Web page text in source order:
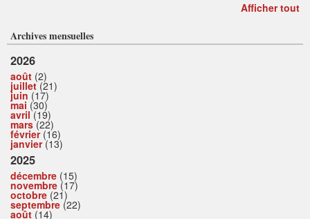
Afficher tout
Archives mensuelles
2026
août (2)
juillet(21)
juin (17)
mai (30)
avril(19)
mars(22)
février(16)
janvier(13)
2025
décembre (15)
novembre (17)
octobre (21)
septembre (22)
août (14)